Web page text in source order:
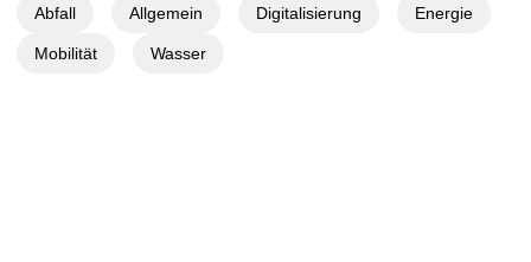
Abfall Allgemein Digitalisierung Energie
Mobilität Wasser